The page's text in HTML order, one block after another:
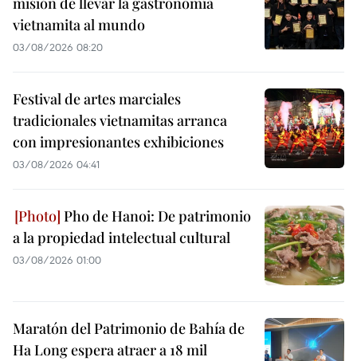
vietnamita al mundo
03/08/2026 08:20
Festival de artes marciales
tradicionales vietnamitas arranca
con impresionantes exhibiciones
03/08/2026 04:41
Pho de Hanoi: De patrimonio
a la propiedad intelectual cultural
03/08/2026 01:00
Maratón del Patrimonio de Bahía de
Ha Long espera atraer a 18 mil